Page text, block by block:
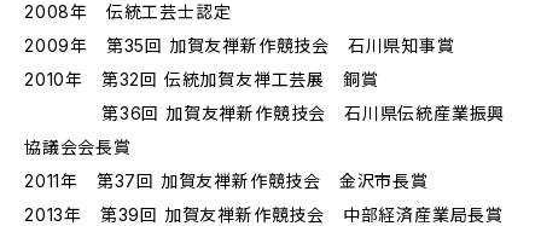
2008年 伝統工芸士認定
2009年 第35回 加賀友禅新作競技会 石川県知事賞
2010年 第32回 伝統加賀友禅工芸展 銅賞
第36回 加賀友禅新作競技会 石川県伝統産業振興
協議会会長賞
2011年 第37回 加賀友禅新作競技会 金沢市長賞
2013年 第39回 加賀友禅新作競技会 中部経済産業局長賞